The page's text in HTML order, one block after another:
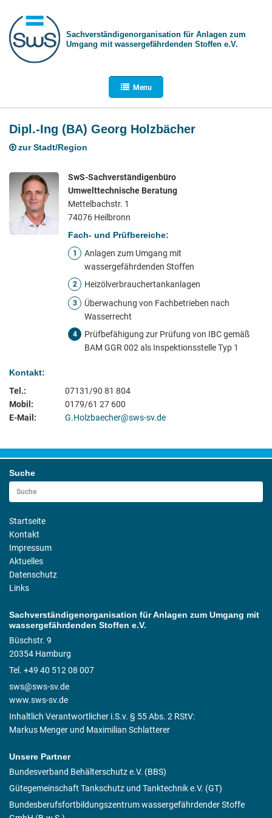
Sachverständigen­organisation für Anlagen zum
Umgang mit wasser­gefährdenden Stoffen e.V.
Menu
Dipl.-Ing (BA) Georg Holzbächer
zur Stadt/Region
SwS-Sachverständigenbüro
Umwelttechnische Beratung
Mettelbachstr. 1
74076 Heilbronn
Fach- und Prüfbereiche:
1
Anlagen zum Umgang mit
wassergefährdenden Stoffen
2 Heizölverbrauchertankanlagen
3
Überwachung von Fachbetrieben nach
Wasserrecht
4
Prüfbefähigung zur Prüfung von IBC gemäß
BAM GGR 002 als Inspektionsstelle Typ 1
Kontakt:
Tel.:
07131/90 81 804
Mobil:
0179/61 27 600
E-Mail:
G.Holzbaecher@sws-sv.de
Suche
Startseite
Kontakt
Impressum
Aktuelles
Datenschutz
Links
Sachverständigenorganisation für Anlagen zum Umgang mit
wassergefährdenden Stoffen e.V.
Büschstr. 9
20354 Hamburg
Tel. +49 40 512 08 007
sws@sws-sv.de
www.sws-sv.de
Inhaltlich Verantwortlicher i.S.v. § 55 Abs. 2 RStV:
Markus Menger und Maximilian Schlatterer
Unsere Partner
Bundesverband Behälterschutz e.V. (BBS)
Gütegemeinschaft Tankschutz und Tanktechnik e.V. (GT)
Bundesberufsfortbildungszentrum wassergefährdender Stoffe